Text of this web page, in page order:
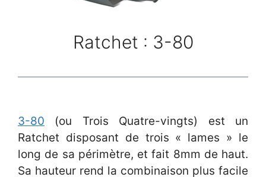
Ratchet : 3-80
3-80 (ou Trois Quatre-vingts) est un
Ratchet disposant de trois « lames » le
long de sa périmètre, et fait 8mm de haut.
Sa hauteur rend la combinaison plus facile